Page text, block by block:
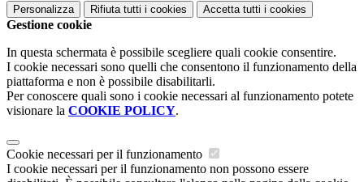
Personalizza Rifiuta tutti i cookies Accetta tutti i cookies
Gestione cookie
In questa schermata è possibile scegliere quali cookie consentire.
I cookie necessari sono quelli che consentono il funzionamento della
piattaforma e non è possibile disabilitarli.
Per conoscere quali sono i cookie necessari al funzionamento potete
visionare la COOKIE POLICY.
Cookie necessari per il funzionamento
I cookie necessari per il funzionamento non possono essere